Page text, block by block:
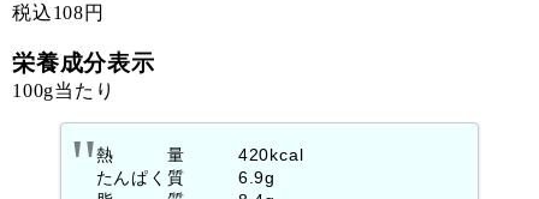
税込108円
栄養成分表示
100g当たり
熱 量 420kcal
たんぱく質 6.9g